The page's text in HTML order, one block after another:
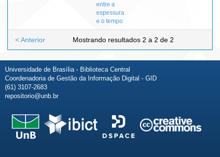
entre a
espessura
e o tempo
Mostrando resultados 2 a 2 de 2
< Anterior
Universidade de Brasília - Biblioteca Central
Coordenadoria de Gestão da Informação Digital - GID
(61) 3107-2683
repositorio@unb.br